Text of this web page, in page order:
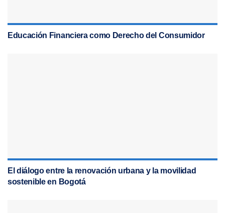
Educación Financiera como Derecho del Consumidor
El diálogo entre la renovación urbana y la movilidad
sostenible en Bogotá